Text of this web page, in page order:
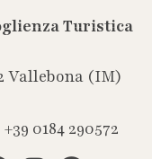
Turistica
Vallebona (IM)
+39 0184 290572